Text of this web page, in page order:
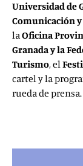
Universidad de
Comunicación
laOficina
Granada y la
Turismo, el
cartel y la
rueda de prensa.